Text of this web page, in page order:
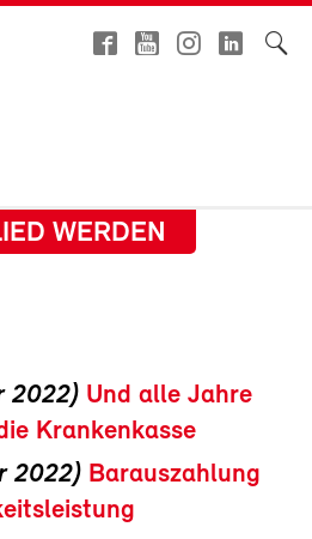
WERDEN
2022) Und alle Jahre
Krankenkasse
2022) Barauszahlung